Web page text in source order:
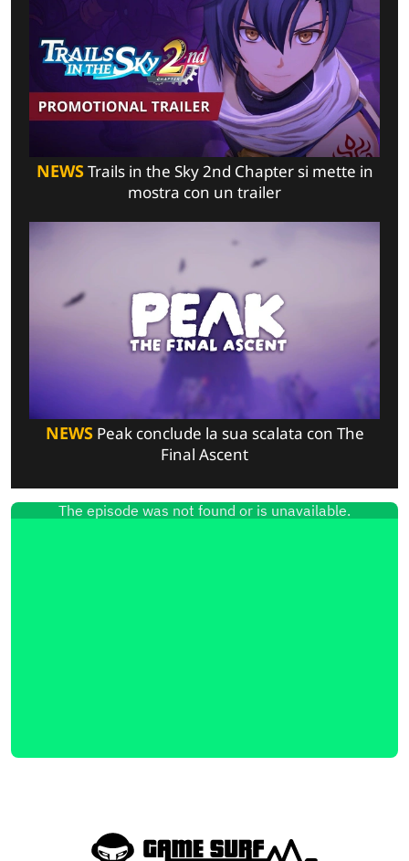
NEWSTrails in the Sky 2nd Chapter si mette in
mostra con un trailer
NEWSPeak conclude la sua scalata con The
Final Ascent